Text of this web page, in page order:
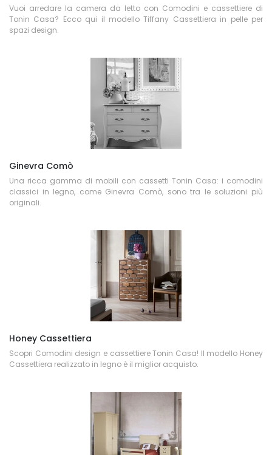
Vuoi arredare la camera da letto con Comodini e cassettiere di
Tonin Casa? Ecco qui il modello Tiffany Cassettiera in pelle per
spazi design.
Ginevra Comò
Una ricca gamma di mobili con cassetti Tonin Casa: i comodini
classici in legno, come Ginevra Comò, sono tra le soluzioni più
originali.
Honey Cassettiera
Scopri Comodini design e cassettiere Tonin Casa! Il modello Honey
Cassettiera realizzato in legno è il miglior acquisto.